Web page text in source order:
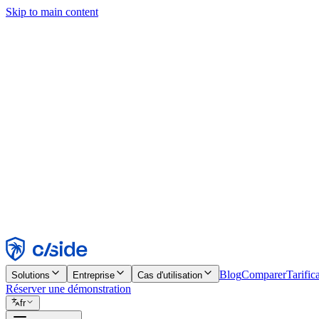
Skip to main content
Rejeter
Solutions Entreprise Cas d'utilisation BlogComparer
Réserver une démonstration
fr